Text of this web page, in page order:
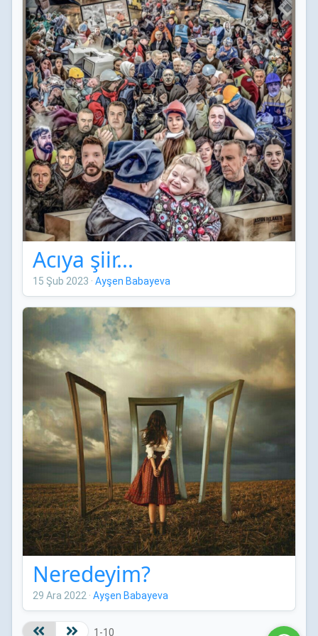
Acıya şiir...
15 Şub 2023 · Ayşen Babayeva
Neredeyim?
29 Ara 2022· Ayşen Babayeva
1-10